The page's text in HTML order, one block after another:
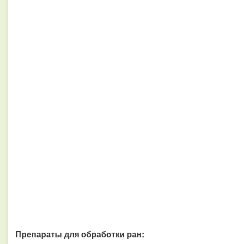
Препараты для обработки ран: